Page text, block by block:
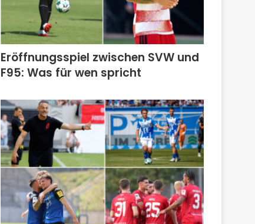
Eröffnungsspiel zwischen SVW und
F95: Was für wen spricht